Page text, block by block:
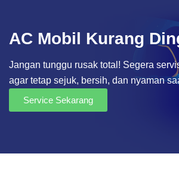
AC Mobil Kurang
Jangan tunggu rusak total! Segera
agar tetap sejuk, bersih, dan nyaman
Service Sekarang